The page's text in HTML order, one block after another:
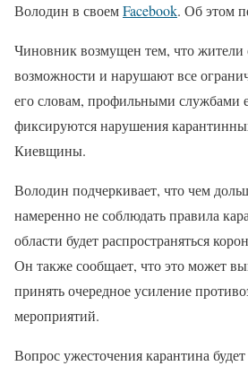
Володин в своемFacebook. Об этом
Чиновник возмущен тем, что жители
возможности и нарушают все
его словам, профильными службами
фиксируются нарушения
Киевщины.
Володин подчеркивает, что чем
намеренно не соблюдать правила
области будет распространяться
Он также сообщает, что это может
принять очередное усиление
мероприятий.
Вопрос ужесточения карантина будет